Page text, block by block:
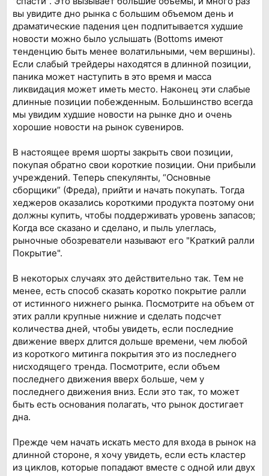
вы увидите дно рынка с большим объемом день и
драматические падения цен подпитывается худшие
новости можно было услышать (Bottoms имеют
тенденцию быть менее волатильными, чем вершины).
Если слабый трейдеры находятся в длинной позиции,
паника может наступить в это время и масса
ликвидация может иметь место. Наконец эти слабые
длинные позиции побежденным. Большинство всегда
мы увидим худшие новости на рынке дно и очень
хорошие новости на рынок сувениров.
В настоящее время шорты закрыть свои позиции,
покупая обратно свои короткие позиции. Они прибыли
учреждений. Теперь спекулянты, “Основные
сборщики” (Фреда), прийти и начать покупать. Тогда
хеджеров оказались короткими продукта поэтому они
должны купить, чтобы поддерживать уровень запасов;
Когда все сказано и сделано, и пыль улеглась,
рыночные обозреватели называют его "Краткий ралли
Покрытие".
В некоторых случаях это действительно так. Тем не
менее, есть способ сказать коротко покрытие ралли
от истинного нижнего рынка. Посмотрите на объем от
этих ралли крупные нижние и сделать подсчет
количества дней, чтобы увидеть, если последние
движение вверх длится дольше времени, чем любой
из короткого митинга покрытия это из последнего
нисходящего тренда. Посмотрите, если объем
последнего движения вверх больше, чем у
последнего движения вниз. Если это так, то может
быть есть основания полагать, что рынок достигает
дна.
Прежде чем начать искать место для входа в рынок на
длинной стороне, я хочу увидеть, если есть кластер
из циклов, которые попадают вместе с одной или двух